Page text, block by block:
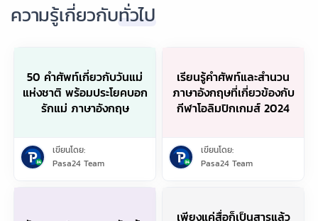
ความรู้เกี่ยวกับทั่วไป
50 คำศัพท์เกี่ยวกับวันแม่
แห่งชาติ พร้อมประโยคบอก
รักแม่ ภาษาอังกฤษ
เขียนโดย:
Pasa24 Team
เรียนรู้คำศัพท์และสำนวน
ภาษาอังกฤษที่เกี่ยวข้องกับ
กีฬาโอลิมปิกเกมส์ 2024
เขียนโดย:
Pasa24 Team
เพียงแค่สื่อก็เป็นสารแล้ว